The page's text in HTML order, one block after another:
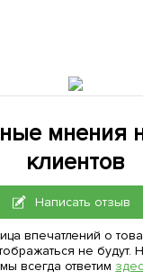
мнения
клиентов
Написать отзыв
впечатлений о
не
мы всегда ответим